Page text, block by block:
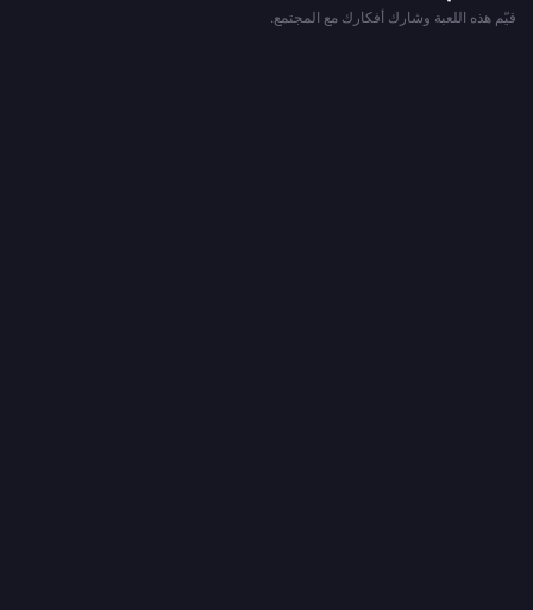
قيّم هذه اللعبة وشارك أفكارك مع المجتمع.